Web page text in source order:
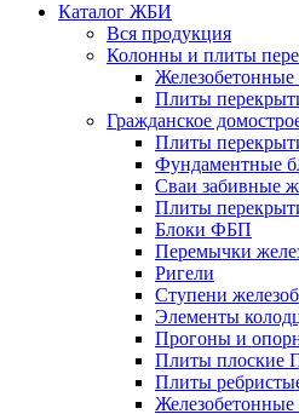
Каталог ЖБИ
Вся продукция
Колонны и плиты
Плиты
Гражданское
Плиты
Фундаментные
Сваи забивные
Плиты
Блоки ФБП
Перемычки
Ригели
Ступени
Элементы
Прогоны и
Плиты плоские
Плиты